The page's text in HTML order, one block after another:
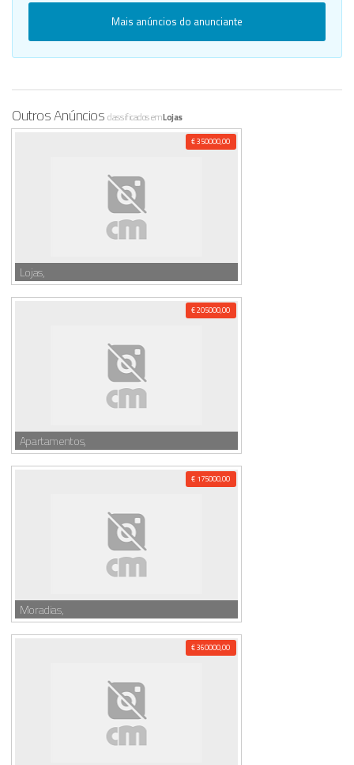
Mais anúncios do anunciante
Outros Anúncios classificados emLojas
€ 350000,00
Lojas,
€ 205000,00
Apartamentos,
€ 175000,00
Moradias,
€ 360000,00